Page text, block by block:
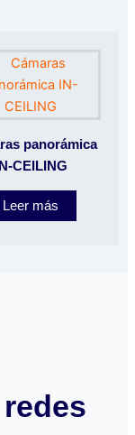
panorámica
IN-CEILING
Leer más